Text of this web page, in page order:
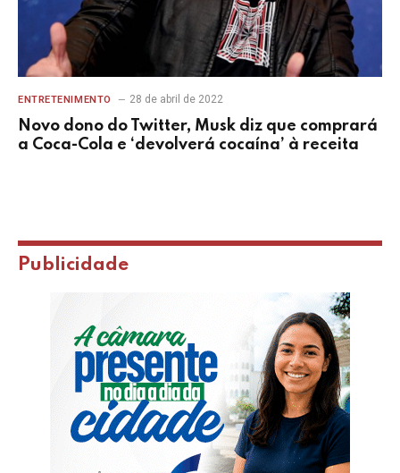
ENTRETENIMENTO 28 de abril de 2022
Novo dono do Twitter, Musk diz que comprará
a Coca-Cola e ‘devolverá cocaína’ à receita
Publicidade